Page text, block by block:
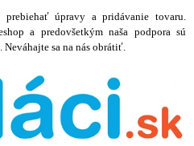
úpravy a pridávanie tovaru.
a predovšetkým naša podpora sú
sa na nás obrátiť.